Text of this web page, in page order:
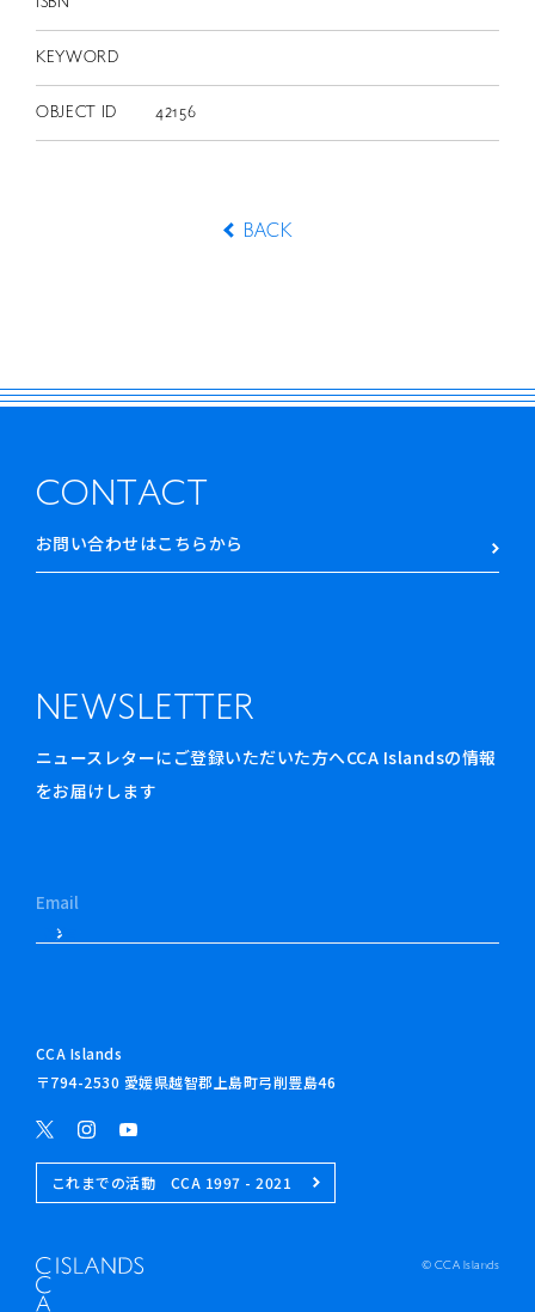
KEYWORD
OBJECT ID 42156
BACK
CONTACT
お問い合わせはこちらから
NEWSLETTER
ニュースレターにご登録いただいた方へCCA Islandsの情報
をお届けします
CCA Islands
〒794-2530 愛媛県越智郡上島町弓削豊島46
これまでの活動 CCA 1997 - 2021
© CCA Islands